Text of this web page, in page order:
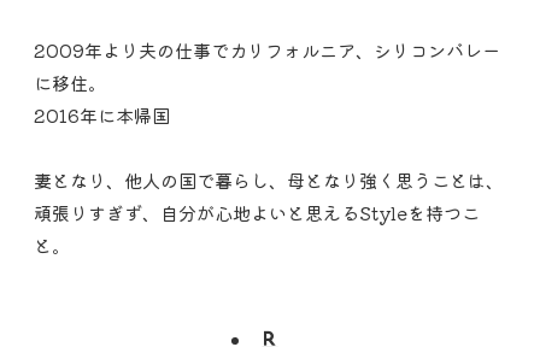
2009年より夫の仕事でカリフォルニア、シリコンバレー
に移住。
2016年に本帰国
妻となり、他人の国で暮らし、母となり強く思うことは、
頑張りすぎず、自分が心地よいと思えるStyleを持つこ
と。